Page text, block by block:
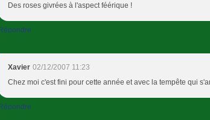
Des roses givrées à l'aspect féérique !
Répondre
Xavier 02/12/2007 11:23
Chez moi c'est fini pour cette année et avec la tempête qui
Répondre